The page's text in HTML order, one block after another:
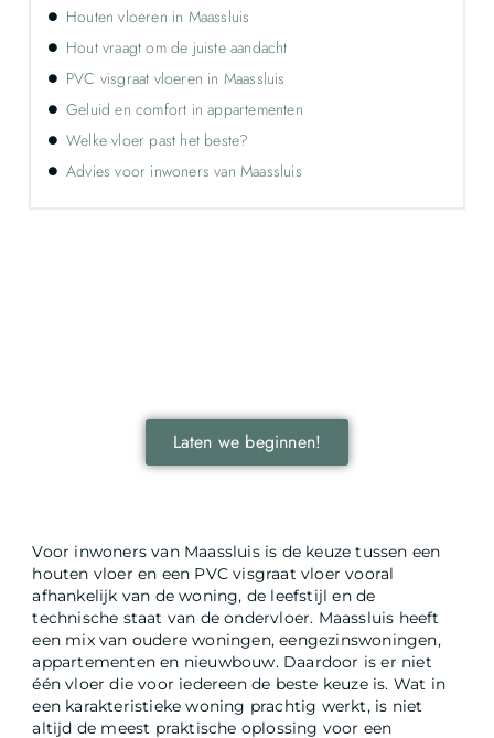
Voor inwoners van Maassluis is de keuze tussen een
houten vloer en een PVC visgraat vloer vooral
afhankelijk van de woning, de leefstijl en de
technische staat van de ondervloer. Maassluis heeft
een mix van oudere woningen, eengezinswoningen,
appartementen en nieuwbouw. Daardoor is er niet
één vloer die voor iedereen de beste keuze is. Wat in
een karakteristieke woning prachtig werkt, is niet
altijd de meest praktische oplossing voor een
Houten vloeren in Maassluis
Hout vraagt om de juiste aandacht
PVC visgraat vloeren in Maassluis
Geluid en comfort in appartementen
Welke vloer past het beste?
Advies voor inwoners van Maassluis
Laten we beginnen!